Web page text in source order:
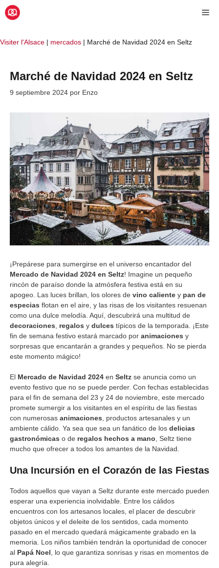
Saltar
Visiter l'Alsace | mercados | Marché de Navidad 2024 en Seltz
Marché de Navidad 2024 en Seltz
9 septiembre 2024 por Enzo
¡Prepárese para sumergirse en el universo encantador del
Mercado de Navidad 2024 en Seltz! Imagine un pequeño
rincón de paraíso donde la atmósfera festiva está en su
apogeo. Las luces brillan, los olores de vino caliente y pan de
especias flotan en el aire, y las risas de los visitantes resuenan
como una dulce melodía. Aquí, descubrirá una multitud de
decoraciones
regalos y dulces típicos de la temporada. ¡Este
fin de semana festivo estará marcado por animaciones y
sorpresas que encantarán a grandes y pequeños. No se pierda
este momento mágico!
El Mercado de Navidad 2024 en Seltz se anuncia como un
evento festivo que no se puede perder. Con fechas establecidas
para el fin de semana del 23 y 24 de noviembre, este mercado
promete sumergir a los visitantes en el espíritu de las fiestas
con numerosas animaciones , productos artesanales y un
ambiente cálido. Ya sea que sea un fanático de los delicias
gastronómicas o de regalos hechos a mano , Seltz tiene
mucho que ofrecer a todos los amantes de la Navidad.
Una Incursión en el Corazón de las Fiestas
Todos aquellos que vayan a Seltz durante este mercado pueden
esperar una experiencia inolvidable. Entre los cálidos
encuentros con los artesanos locales, el placer de descubrir
objetos únicos y el deleite de los sentidos, cada momento
pasado en el mercado quedará mágicamente grabado en la
memoria. Los niños también tendrán la oportunidad de conocer
al Papá Noel , lo que garantiza sonrisas y risas en momentos de
pura alegría.